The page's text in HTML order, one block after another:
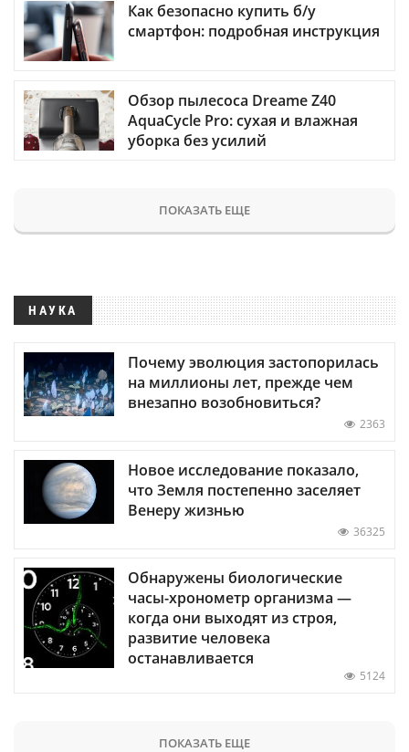
Как безопасно купить б/у
смартфон: подробная инструкция
Обзор пылесоса Dreame Z40
AquaCycle Pro: сухая и влажная
уборка без усилий
ПОКАЗАТЬ ЕЩЕ
НАУКА
Почему эволюция застопорилась
на миллионы лет, прежде чем
внезапно возобновиться?
2363
Новое исследование показало,
что Земля постепенно заселяет
Венеру жизнью
36325
Обнаружены биологические
часы-хронометр организма —
когда они выходят из строя,
развитие человека
останавливается
5124
ПОКАЗАТЬ ЕЩЕ